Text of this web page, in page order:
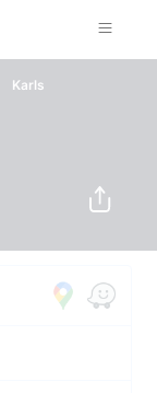
Karls